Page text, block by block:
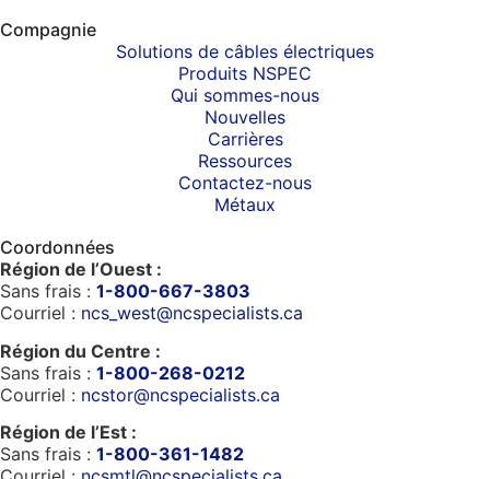
Compagnie
Solutions de câbles électriques
Produits NSPEC
Qui sommes-nous
Nouvelles
Carrières
Ressources
Contactez-nous
Métaux
Coordonnées
Région de l’Ouest :
Sans frais : 1-800-667-3803
Courriel : ncs_west@ncspecialists.ca
Région du Centre :
Sans frais : 1-800-268-0212
Courriel : ncstor@ncspecialists.ca
Région de l’Est :
Sans frais : 1-800-361-1482